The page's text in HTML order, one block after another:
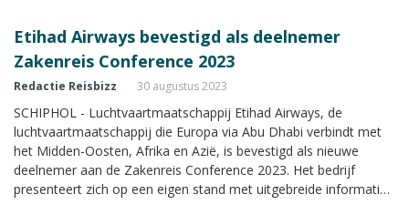
Etihad Airways bevestigd als deelnemer
Zakenreis Conference 2023
Redactie Reisbizz 30 augustus 2023
SCHIPHOL - Luchtvaartmaatschappij Etihad Airways, de
luchtvaartmaatschappij die Europa via Abu Dhabi verbindt met
het Midden-Oosten, Afrika en Azië, is bevestigd als nieuwe
deelnemer aan de Zakenreis Conference 2023. Het bedrijf
presenteert zich op een eigen stand met uitgebreide informatie